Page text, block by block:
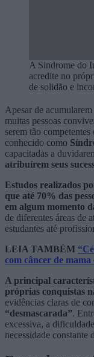
A Sindrome do
acredite no
de solidão e
Apesar de
muitas pessoas
serem tão
conhecido como
capacitadas a
atribuírem seus
Estudos realizados
que até 70% das
em algum momento
de diferentes áreas de
estudantes até
LEIA TAMBÉM
com câncer de
A principal
próprias conquistas
evidências claras de
“desmascarada”.
excessiva, a
necessidade constante